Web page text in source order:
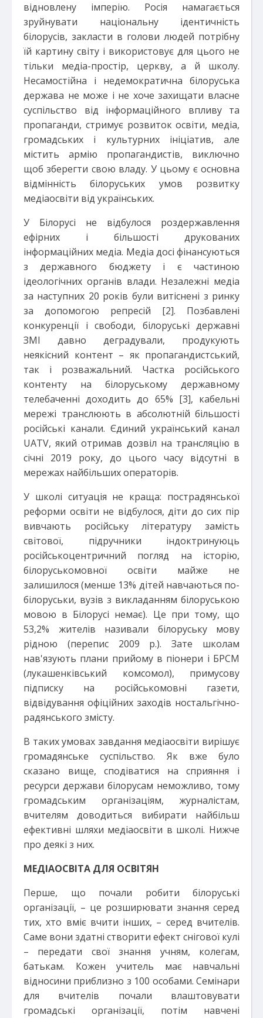
відновлену імперію. Росія намагається
зруйнувати національну ідентичність
білорусів, закласти в голови людей потрібну
їй картину світу і використовує для цього не
тільки медіа-простір, церкву, а й школу.
Несамостійна і недемократична білоруська
держава не може і не хоче захищати власне
суспільство від інформаційного впливу та
пропаганди, стримує розвиток освіти, медіа,
громадських і культурних ініціатив, але
містить армію пропагандистів, виключно
щоб зберегти свою владу. У цьому є основна
відмінність білоруських умов розвитку
медіаосвіти від українських.
У Білорусі не відбулося роздержавлення
ефірних і більшості друкованих
інформаційних медіа. Медіа досі фінансуються
з державного бюджету і є частиною
ідеологічних органів влади. Незалежні медіа
за наступних 20 років були витіснені з ринку
за допомогою репресій [2]. Позбавлені
конкуренції і свободи, білоруські державні
ЗМІ давно деградували, продукують
неякісний контент – як пропагандистський,
так і розважальний. Частка російського
контенту на білоруському державному
телебаченні доходить до 65% [3], кабельні
мережі транслюють в абсолютній більшості
російські канали. Єдиний український канал
UATV, який отримав дозвіл на трансляцію в
січні 2019 року, до цього часу відсутні в
мережах найбільших операторів.
У школі ситуація не краща: пострадянської
реформи освіти не відбулося, діти до сих пір
вивчають російську літературу замість
світової, підручники індоктринуюць
російськоцентричний погляд на історію,
білоруськомовної освіти майже не
залишилося (менше 13% дітей навчаються по-
білоруськи, вузів з викладанням білоруською
мовою в Білорусі немає). Це при тому, що
53,2% жителів називали білоруську мову
рідною (перепис 2009 р.). Зате школам
нав'язують плани прийому в піонери і БРСМ
(лукашенківський комсомол), примусову
підписку на російськомовні газети,
відвідування офіційних заходів ностальгічно-
радянського змісту.
В таких умовах завдання медіаосвіти вирішує
громадянське суспільство. Як вже було
сказано вище, сподіватися на сприяння і
ресурси держави білорусам неможливо, тому
громадським організаціям, журналістам,
вчителям доводиться вибирати найбільш
ефективні шляхи медіаосвіти в школі. Нижче
про деякі з них.
МЕДІАОСВІТА ДЛЯ ОСВІТЯН
Перше, що почали робити білоруські
організації, – це розширювати знання серед
тих, хто вміє вчити інших, – серед вчителів.
Саме вони здатні створити ефект снігової кулі
– передати свої знання учням, колегам,
батькам. Кожен учитель має навчальні
відносини приблизно з 100 особами. Семінари
для вчителів почали влаштовувати
громадські організації, потім навчені